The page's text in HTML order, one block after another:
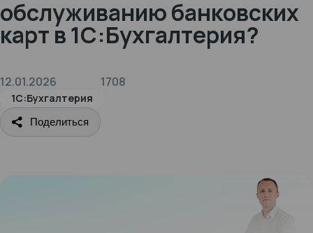
обслуживанию банковских
карт в 1С:Бухгалтерия?
12.01.2026 1708
1С:Бухгалтерия
Поделиться